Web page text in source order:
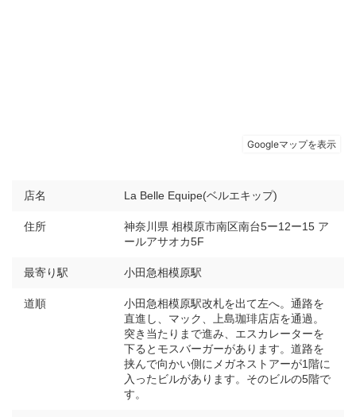
店名 La Belle Equipe(ベルエキップ)
住所
神奈川県 相模原市南区南台5ー12ー15 ア
ールアサオカ5F
最寄り駅 小田急相模原駅
道順
小田急相模原駅改札を出て左へ。通路を
直進し、マック、上島珈琲店店を通過。
突き当たりまで進み、エスカレーターを
下るとモスバーガーがあります。道路を
挟んで向かい側にメガネストアーが1階に
入ったビルがあります。そのビルの5階で
す。